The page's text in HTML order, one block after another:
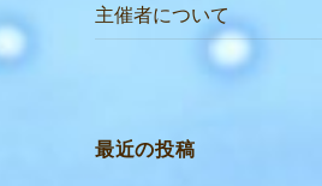
主催者について
最近の投稿